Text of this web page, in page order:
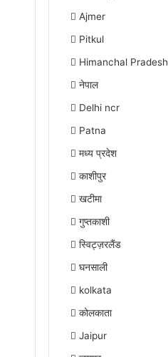
Ajmer
Pitkul
Himanchal Pradesh
नेपाल
Delhi ncr
Patna
मध्य प्रदेश
काशीपुर
खटीमा
गुप्तकाशी
स्विट्ज़रलैंड
घनसाली
kolkata
कोलकाता
Jaipur